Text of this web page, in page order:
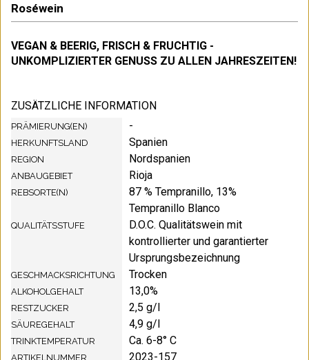
Roséwein
VEGAN & BEERIG, FRISCH & FRUCHTIG -
UNKOMPLIZIERTER GENUSS ZU ALLEN JAHRESZEITEN!
ZUSÄTZLICHE INFORMATION
PRÄMIERUNG(EN) -
HERKUNFTSLAND Spanien
REGION Nordspanien
ANBAUGEBIET Rioja
REBSORTE(N)
87 % Tempranillo, 13%
Tempranillo Blanco
QUALITÄTSSTUFE
D.O.C. Qualitätswein mit
kontrollierter und garantierter
Ursprungsbezeichnung
GESCHMACKSRICHTUNG Trocken
ALKOHOLGEHALT 13,0%
RESTZUCKER 2,5 g/l
SÄUREGEHALT 4,9 g/l
TRINKTEMPERATUR Ca. 6-8° C
ARTIKELNUMMER 2023-157